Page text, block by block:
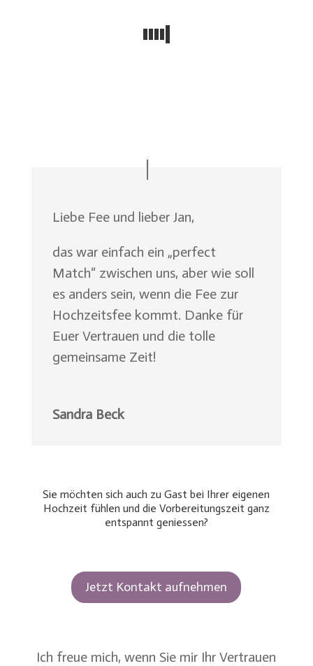
Liebe Fee und lieber Jan,
das war einfach ein „perfect
Match“ zwischen uns, aber wie soll
es anders sein, wenn die Fee zur
Hochzeitsfee kommt. Danke für
Euer Vertrauen und die tolle
gemeinsame Zeit!
Sandra Beck
Sie möchten sich auch zu Gast bei Ihrer eigenen
Hochzeit fühlen und die Vorbereitungszeit ganz
entspannt geniessen?
Jetzt Kontakt aufnehmen
Ich freue mich, wenn Sie mir Ihr Vertrauen